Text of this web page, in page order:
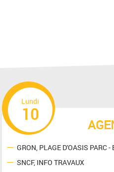
Lundi
10
GRON, PLAGE D'OASIS PARC -
SNCF, INFO TRAVAUX